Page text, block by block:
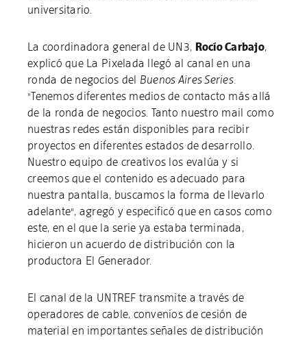
universitario.
La coordinadora general de UN3, Rocío Carbajo,
explicó que La Pixelada llegó al canal en una
ronda de negocios del Buenos Aires Series.
"Tenemos diferentes medios de contacto más allá
de la ronda de negocios. Tanto nuestro mail como
nuestras redes están disponibles para recibir
proyectos en diferentes estados de desarrollo.
Nuestro equipo de creativos los evalúa y si
creemos que el contenido es adecuado para
nuestra pantalla, buscamos la forma de llevarlo
adelante", agregó y especificó que en casos como
este, en el que la serie ya estaba terminada,
hicieron un acuerdo de distribución con la
productora El Generador.
El canal de la UNTREF transmite a través de
operadores de cable, convenios de cesión de
material en importantes señales de distribución